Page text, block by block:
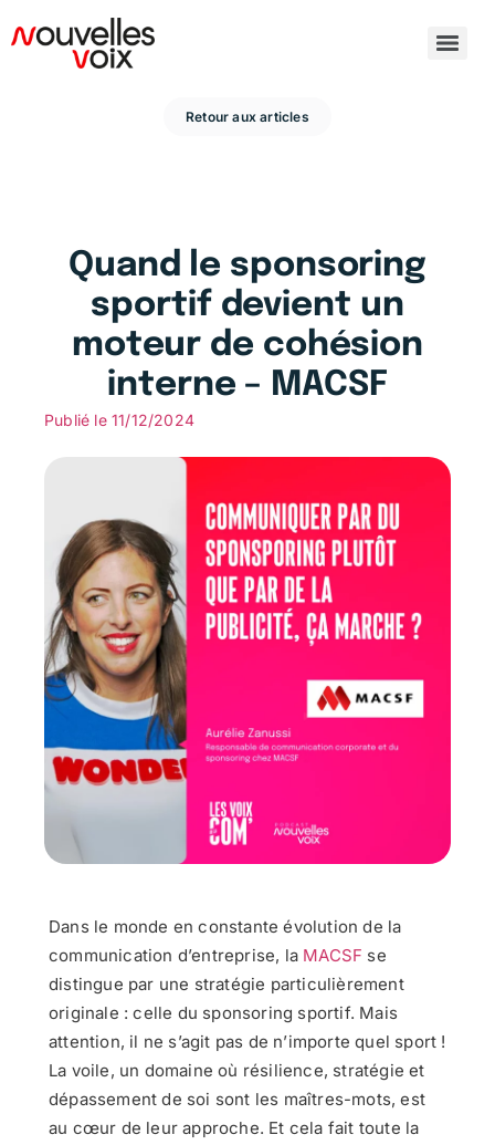
Retour aux articles
Quand le sponsoring
sportif devient un
moteur de cohésion
interne – MACSF
Publié le 11/12/2024
Dans le monde en constante évolution de la
communication d’entreprise, la MACSF se
distingue par une stratégie particulièrement
originale : celle du sponsoring sportif. Mais
attention, il ne s’agit pas de n’importe quel sport !
La voile, un domaine où résilience, stratégie et
dépassement de soi sont les maîtres-mots, est
au cœur de leur approche. Et cela fait toute la